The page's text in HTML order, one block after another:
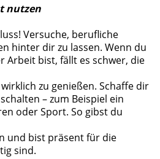
nutzen
Versuche, berufliche
hinter dir zu lassen. Wenn du
Arbeit bist, fällt es schwer, die
zu genießen. Schaffe dir
– zum Beispiel ein
oder Sport. So gibst du
und bist präsent für die
sind.